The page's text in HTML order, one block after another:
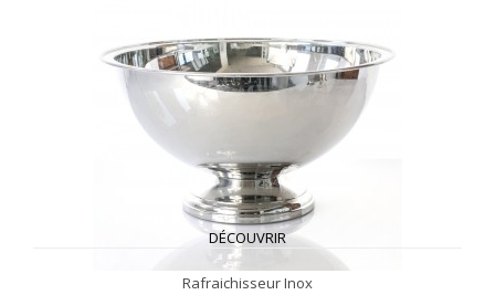
DÉCOUVRIR
Rafraichisseur Inox